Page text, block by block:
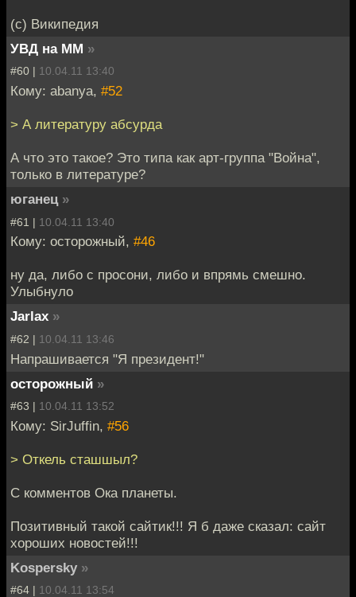
(с) Википедия
УВД на ММ »
#60 | 10.04.11 13:40
Кому: abanya, #52
> А литературу абсурда
А что это такое? Это типа как арт-группа "Война",
только в литературе?
юганец »
#61 | 10.04.11 13:40
Кому: осторожный, #46
ну да, либо с просони, либо и впрямь смешно.
Улыбнуло
Jarlax »
#62 | 10.04.11 13:46
Напрашивается "Я президент!"
осторожный »
#63 | 10.04.11 13:52
Кому: SirJuffin, #56
> Откель сташшыл?
С комментов Ока планеты.
Позитивный такой сайтик!!! Я б даже сказал: сайт
хороших новостей!!!
Kospersky »
#64 | 10.04.11 13:54